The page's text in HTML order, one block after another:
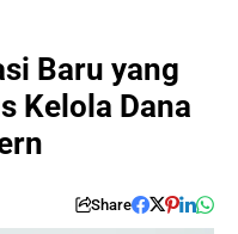
Baru yang
Kelola Dana
Share